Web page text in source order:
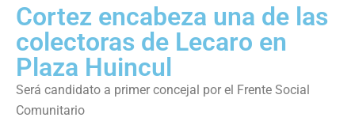
Cortez encabeza una de las
colectoras de Lecaro en
Plaza Huincul
Será candidato a primer concejal por el Frente Social
Comunitario